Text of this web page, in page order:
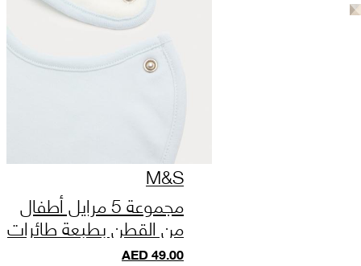
M&S
مجموعة 5 مرايل أطفال
من القطن بطبعة طائرات
AED49.00